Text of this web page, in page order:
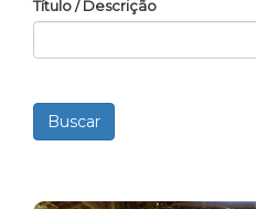
Título / Descrição